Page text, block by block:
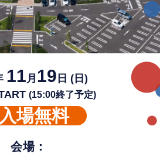
11月 19 日 (日)
(15:00終了予定)
場無料
会場：